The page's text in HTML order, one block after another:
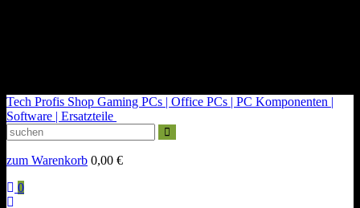
Tech Profis Shop Gaming PCs | Office PCs | PC Komponenten |
Software | Ersatzteile
zum Warenkorb 0,00 €
0